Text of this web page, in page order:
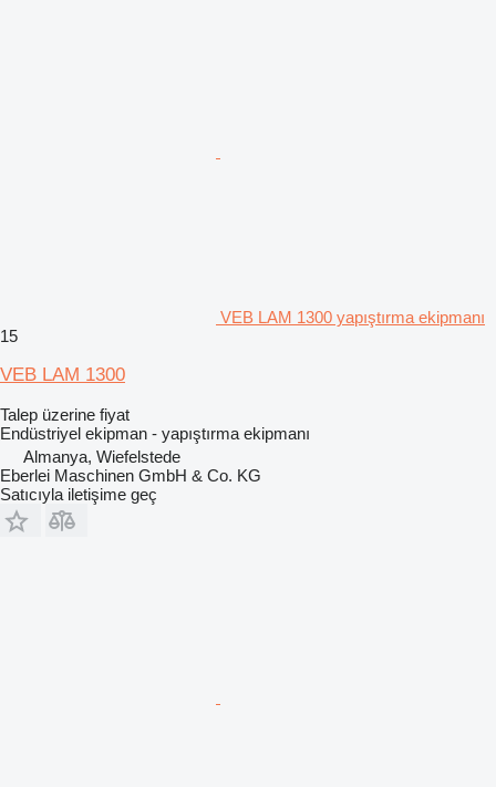
VEB LAM 1300 yapıştırma ekipmanı
15
VEB LAM 1300
Talep üzerine fiyat
Endüstriyel ekipman - yapıştırma ekipmanı
Almanya, Wiefelstede
Eberlei Maschinen GmbH & Co. KG
Satıcıyla iletişime geç